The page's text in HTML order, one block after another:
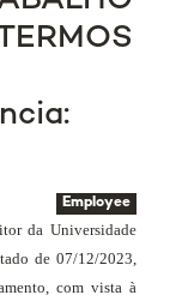
Employee
da Universidade
de 07/12/2023,
com vista à